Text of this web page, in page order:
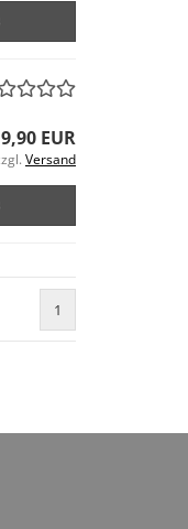
9,90 EUR
Versand
1